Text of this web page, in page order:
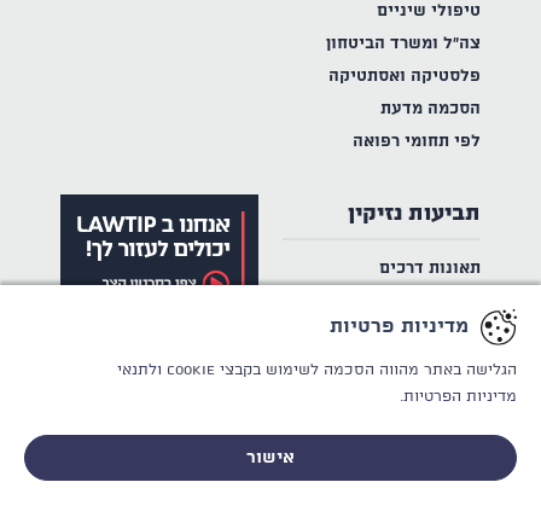
טיפולי שיניים
צה"ל ומשרד הביטחון
פלסטיקה ואסתטיקה
הסכמה מדעת
לפי תחומי רפואה
תביעות נזיקין
תאונות דרכים
ביטוח לאומי
פורום ביטוח לאומי
לייעוץ אישי וחסוי - ללא התחייבות
מדיניות פרטיות
הגלישה באתר מהווה הסכמה לשימוש בקבצי Cookie
ולתנאי
מדיניות הפרטיות.
אישור